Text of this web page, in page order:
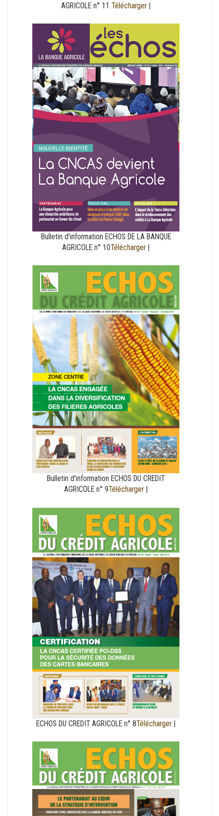
AGRICOLE n° 11 Télécharger|
Bulletin d'information ECHOS DE LA BANQUE
AGRICOLE n° 10Télécharger|
Bulletin d'information ECHOS DU CREDIT
AGRICOLE n° 9Télécharger|
ECHOS DU CREDIT AGRICOLE n° 8Télécharger|